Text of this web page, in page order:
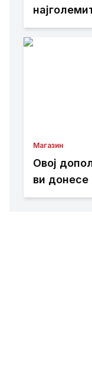
Магазин
Овој
ви донесе
дома: Не